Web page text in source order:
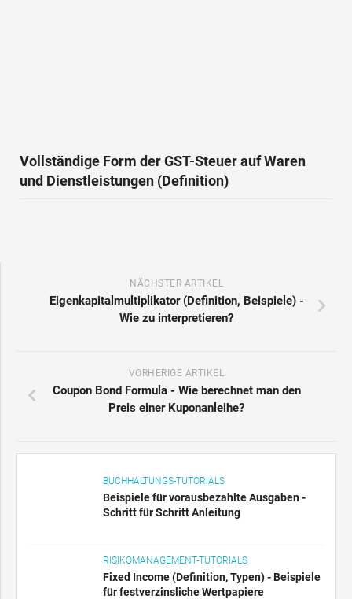
Vollständige Form der GST-Steuer auf Waren
und Dienstleistungen (Definition)
NÄCHSTER ARTIKEL
Eigenkapitalmultiplikator (Definition, Beispiele) -
Wie zu interpretieren?
VORHERIGE ARTIKEL
Coupon Bond Formula - Wie berechnet man den
Preis einer Kuponanleihe?
BUCHHALTUNGS-TUTORIALS
Beispiele für vorausbezahlte Ausgaben -
Schritt für Schritt Anleitung
RISIKOMANAGEMENT-TUTORIALS
Fixed Income (Definition, Typen) - Beispiele
für festverzinsliche Wertpapiere